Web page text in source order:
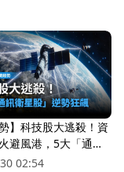
勢】科技股大逃殺！資
避風港，5大「通訊
勢狂飆
02:54